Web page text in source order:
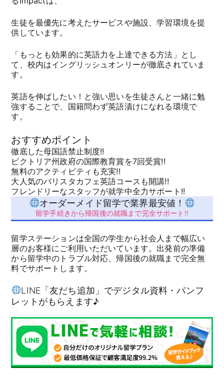
生徒を最優先に考えたサービスや施設、学習環境を提
供しています。
「もっとも効果的に英語力を上達できる方法」とし
て、校内はイングリッシュオンリーが徹底されていま
す。
英語を伸ばしたい！と強い思いを生徒さんと一緒に勉
強することで、国籍問わず英語漬けになれる環境で
す。
おすすめポイント
徹底した母国語禁止制度!!
ビクトリア州政府の国際教育賞を7回受賞!!
無料のアクティビティも充実!!
大人気のバリスタカフェ英語コースも開講!!
フレンドリーなスタッフが就学中全力サポート!!
オーダーメイド留学で業界最安値！
留学手続きから帰国後の就職まで完全サポート!!
留学ステーションは全国の学生から社会人まで幅広い
層のお客様にご利用いただいています。出発前の準備
から留学中のトラブル対応、帰国後の就職まで完全無
料でサポートします。
LINE「友だち追加」でデジタル資料・パンフ
レットがもらえます♪